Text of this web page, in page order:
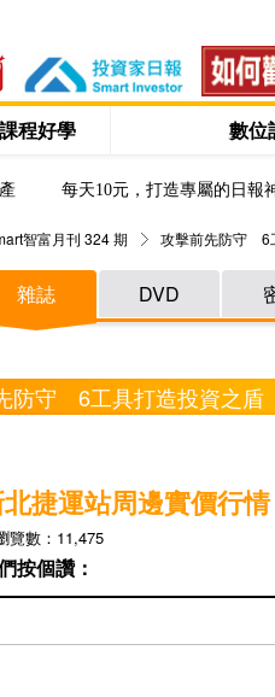
課程好學 數位
每天10元，打造專屬的日報
智富月刊 324 期 攻擊前先防守 6
雜誌 DVD
防守 6工具打造投資之盾
捷運站周邊實價行情
覽數：11,475
按個讚：